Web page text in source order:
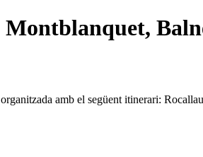
amb el següent itinerari: